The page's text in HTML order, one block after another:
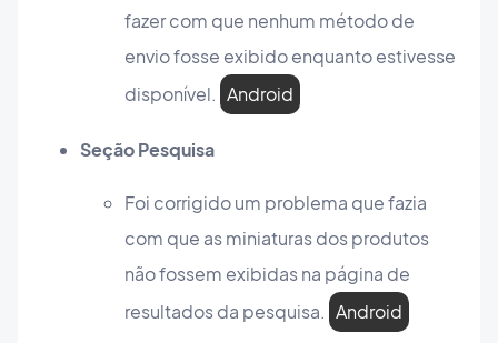
fazer com que nenhum método de
envio fosse exibido enquanto estivesse
disponível. Android
Seção Pesquisa
Foi corrigido um problema que fazia
com que as miniaturas dos produtos
não fossem exibidas na página de
resultados da pesquisa. Android